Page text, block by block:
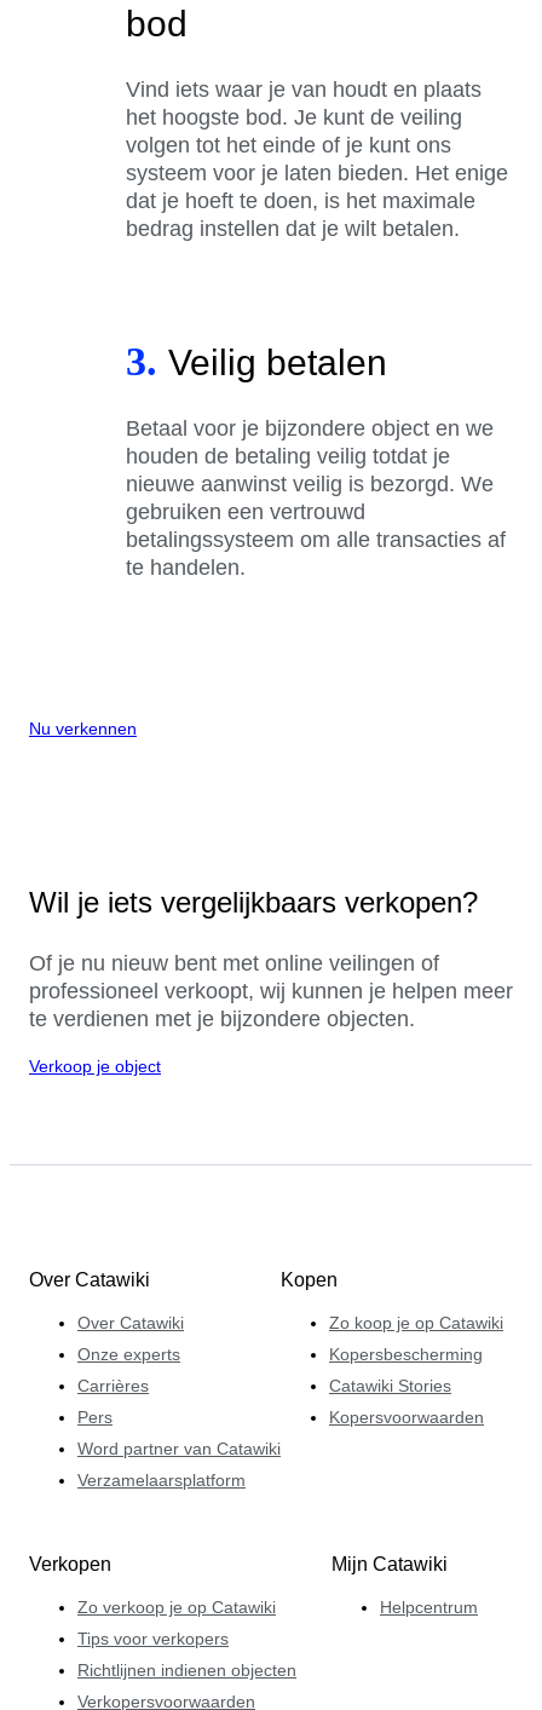
bod
Vind iets waar je van houdt en plaats
het hoogste bod. Je kunt de veiling
volgen tot het einde of je kunt ons
systeem voor je laten bieden. Het enige
dat je hoeft te doen, is het maximale
bedrag instellen dat je wilt betalen.
3. Veilig betalen
Betaal voor je bijzondere object en we
houden de betaling veilig totdat je
nieuwe aanwinst veilig is bezorgd. We
gebruiken een vertrouwd
betalingssysteem om alle transacties af
te handelen.
Nu verkennen
Wil je iets vergelijkbaars verkopen?
Of je nu nieuw bent met online veilingen of
professioneel verkoopt, wij kunnen je helpen meer
te verdienen met je bijzondere objecten.
Verkoop je object
Over Catawiki
Over Catawiki
Onze experts
Carrières
Pers
Word partner van Catawiki
Verzamelaarsplatform
Kopen
Zo koop je op Catawiki
Kopersbescherming
Catawiki Stories
Kopersvoorwaarden
Verkopen
Zo verkoop je op Catawiki
Tips voor verkopers
Richtlijnen indienen objecten
Verkopersvoorwaarden
Mijn Catawiki
Helpcentrum